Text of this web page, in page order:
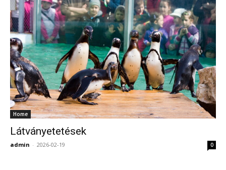
Home
Látványetetések
admin - 2026-02-19 0